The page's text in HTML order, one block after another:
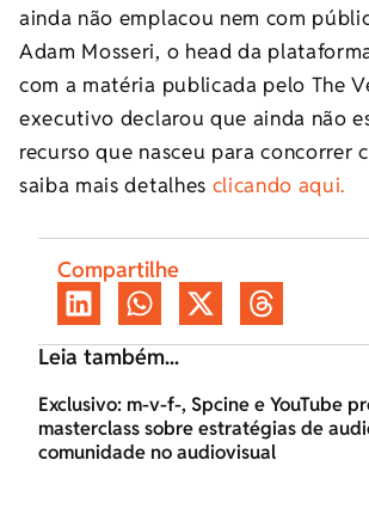
ainda não emplacou nem com
Adam Mosseri, o head da
com a matéria publicada pelo The
executivo declarou que ainda não
recurso que nasceu para concorrer
saiba mais detalhes clicando aqui.
Compartilhe
Leia também...
Exclusivo: m-v-f-, Spcine e YouTube
masterclass sobre estratégias de
comunidade no audiovisual